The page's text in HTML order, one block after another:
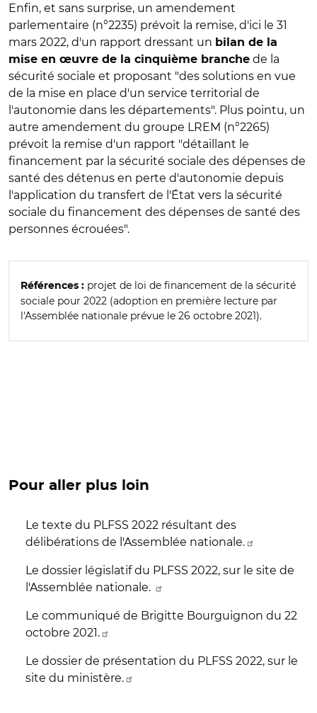
Enfin, et sans surprise, un amendement
parlementaire (n°2235) prévoit la remise, d'ici le 31
mars 2022, d'un rapport dressant un bilan de la
mise en œuvre de la cinquième branche de la
sécurité sociale et proposant "des solutions en vue
de la mise en place d'un service territorial de
l'autonomie dans les départements". Plus pointu, un
autre amendement du groupe LREM (n°2265)
prévoit la remise d'un rapport "détaillant le
financement par la sécurité sociale des dépenses de
santé des détenus en perte d'autonomie depuis
l'application du transfert de l'État vers la sécurité
sociale du financement des dépenses de santé des
personnes écrouées".
Références : projet de loi de financement de la sécurité
sociale pour 2022 (adoption en première lecture par
l'Assemblée nationale prévue le 26 octobre 2021).
Pour aller plus loin
Le texte du PLFSS 2022 résultant des
délibérations de l'Assemblée nationale.
Le dossier législatif du PLFSS 2022, sur le site de
l'Assemblée nationale.
Le communiqué de Brigitte Bourguignon du 22
octobre 2021.
Le dossier de présentation du PLFSS 2022, sur le
site du ministère.